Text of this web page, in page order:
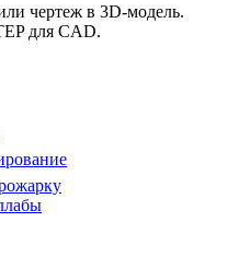
чертеж в 3D-модель.
для CAD.